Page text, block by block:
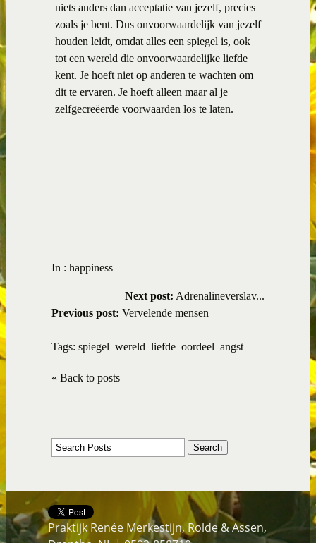
niets anders dan acceptatie van jezelf, precies
zoals je bent. Dus onvoorwaardelijk van jezelf
houden leidt, omdat alles een spiegel is, ook
tot een wereld die onvoorwaardelijke liefde
kent. Je hoeft niet op anderen te wachten om
dit te ervaren. Je hoeft alleen maar al je
zelfgecreëerde voorwaarden los te laten.
In : happiness
Next post: Adrenalineverslav...
Previous post: Vervelende mensen
Tags: spiegel wereld liefde oordeel angst
« Back to posts
Praktijk Renée Merkestijn, Rolde & Assen,